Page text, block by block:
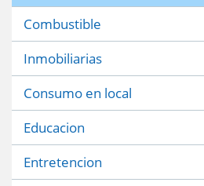
Combustible
Inmobiliarias
Consumo en local
Educacion
Entretencion